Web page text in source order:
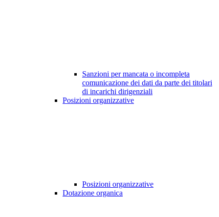
Sanzioni per mancata o incompleta
comunicazione dei dati da parte dei titolari
di incarichi dirigenziali
Posizioni organizzative
Posizioni organizzative
Dotazione organica